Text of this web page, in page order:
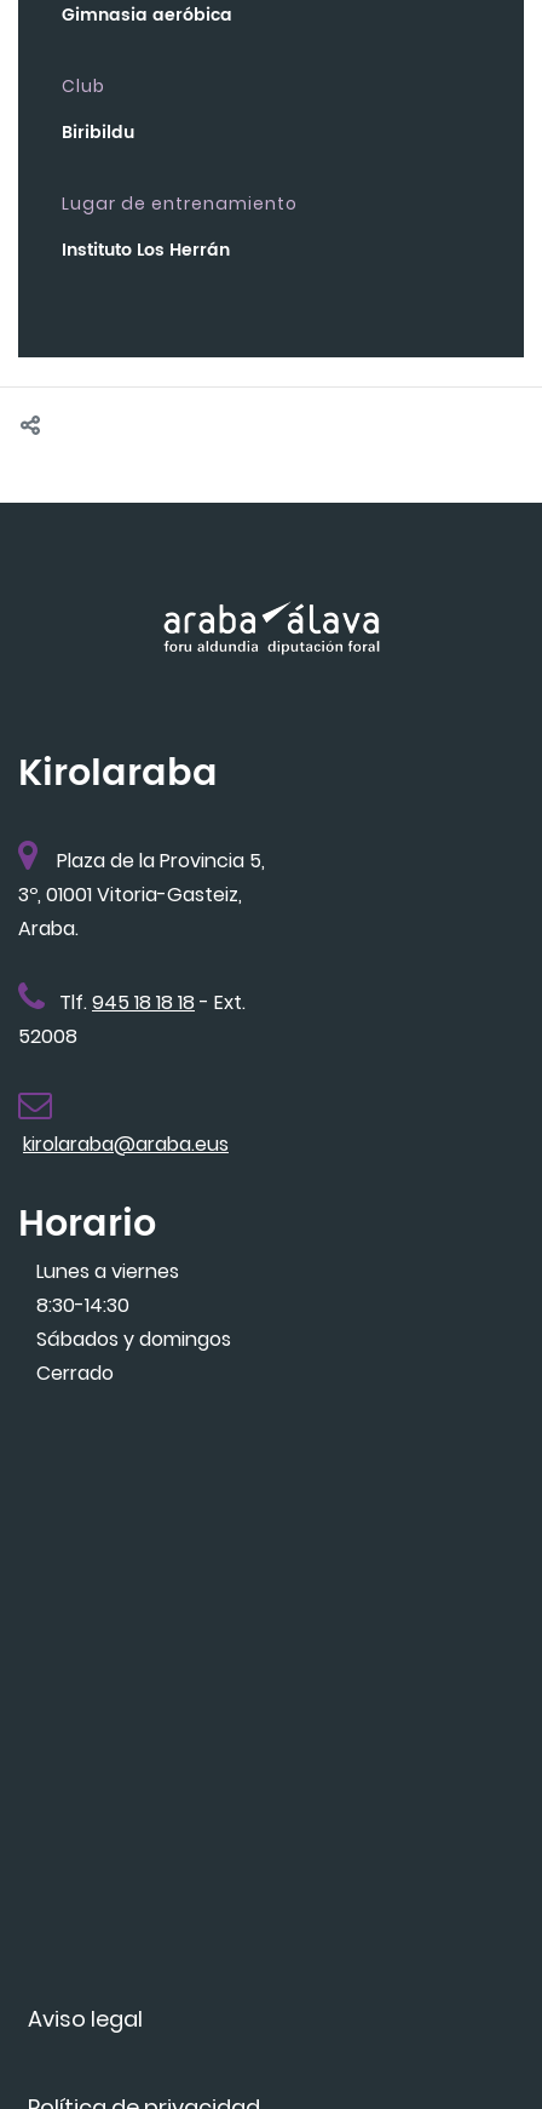
Gimnasia aeróbica
Club
Biribildu
Lugar de entrenamiento
Instituto Los Herrán
Aviso legal
Kirolaraba
Plaza de la Provincia 5,
3º, 01001 Vitoria-Gasteiz,
Araba.
Tlf.945 18 18 18 - Ext.
52008
kirolaraba@araba.eus
Horario
Lunes a viernes
8:30-14:30
Sábados y domingos
Cerrado